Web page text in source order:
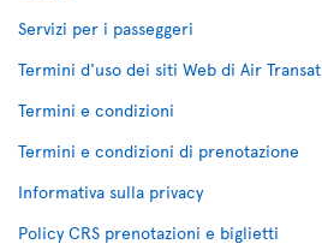
Servizi per i passeggeri
Termini d'uso dei siti Web di Air Transat
Termini e condizioni
Termini e condizioni di prenotazione
Informativa sulla privacy
Policy CRS prenotazioni e biglietti